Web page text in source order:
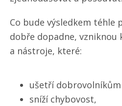
Co bude výsledkem téhle
dobře dopadne,
a nástroje, které:
ušetří dobrovolníkům
sníží chybovost,